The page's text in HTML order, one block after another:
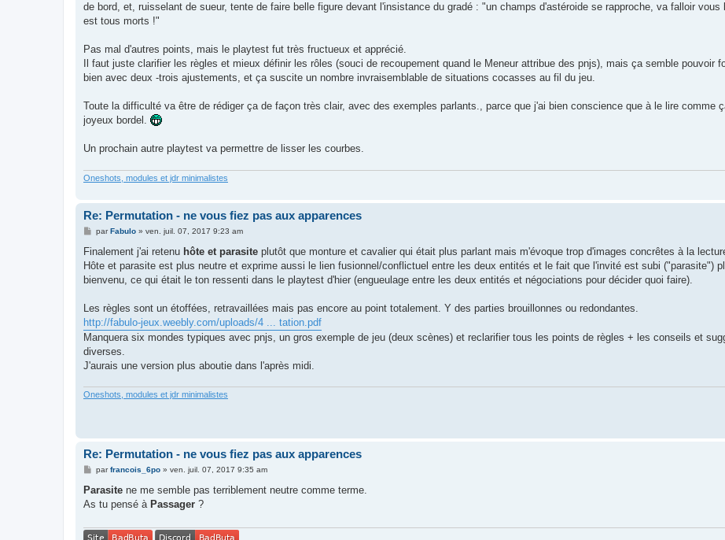
de bord, et, ruisselant de sueur, tente de faire belle figure devant l'insistance du gradé : "un champs d'astéroide se rapproche, va falloir vous
est tous morts !"
Pas mal d'autres points, mais le playtest fut très fructueux et apprécié.
Il faut juste clarifier les règles et mieux définir les rôles (souci de recoupement quand le Meneur attribue des pnjs), mais ça semble pouvoir
bien avec deux -trois ajustements, et ça suscite un nombre invraisemblable de situations cocasses au fil du jeu.
Toute la difficulté va être de rédiger ça de façon très clair, avec des exemples parlants., parce que j'ai bien conscience que à le lire comme
joyeux bordel.
Un prochain autre playtest va permettre de lisser les courbes.
Oneshots, modules et jdr minimalistes
Re: Permutation - ne vous fiez pas aux apparences
M
s
a
g
parFabulo» ven. juil. 07, 2017 9:23 am
Finalement j'ai retenu hôte et parasite plutôt que monture et cavalier qui était plus parlant mais m'évoque trop d'images concrêtes à la
Hôte et parasite est plus neutre et exprime aussi le lien fusionnel/conflictuel entre les deux entités et le fait que l'invité est subi ("parasite")
bienvenu, ce qui était le ton ressenti dans le playtest d'hier (engueulage entre les deux entités et négociations pour décider quoi faire).
Les règles sont un étoffées, retravaillées mais pas encore au point totalement. Y des parties brouillonnes ou redondantes.
http://fabulo-jeux.weebly.com/uploads/4 ... tation.pdf
Manquera six mondes typiques avec pnjs, un gros exemple de jeu (deux scènes) et reclarifier tous les points de règles + les conseils et
diverses.
J'aurais une version plus aboutie dans l'après midi.
Oneshots, modules et jdr minimalistes
Re: Permutation - ne vous fiez pas aux apparences
M
s
a
parfrancois_6po» ven. juil. 07, 2017 9:35 am
Parasite ne me semble pas terriblement neutre comme terme.
As tu pensé à Passager ?